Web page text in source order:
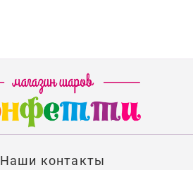
Наши контакты